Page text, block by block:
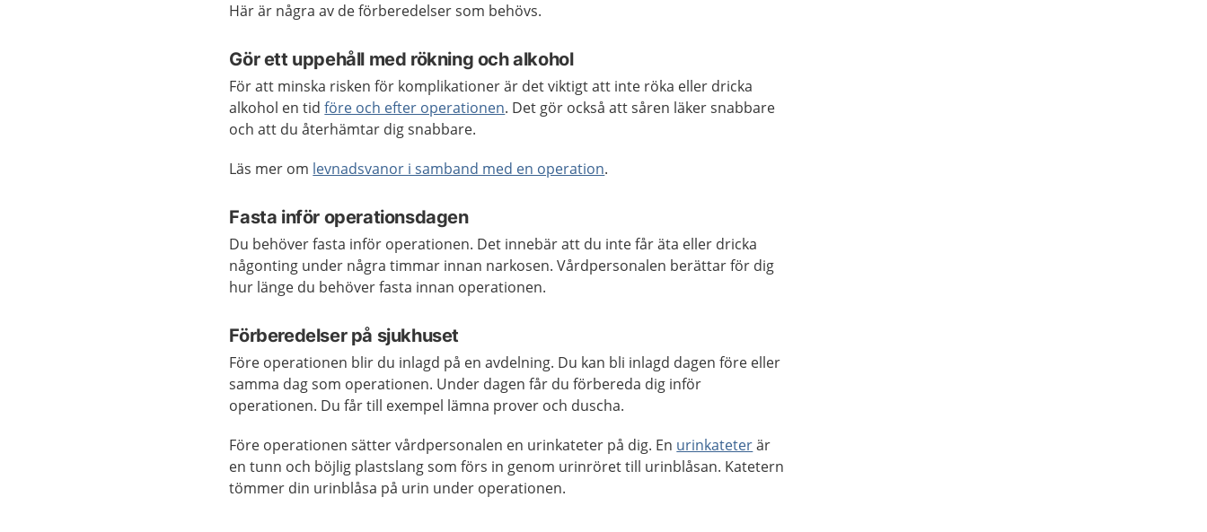
Här är några av de förberedelser som behövs.
Gör ett uppehåll med rökning och alkohol
För att minska risken för komplikationer är det viktigt att inte röka eller dricka
alkohol en tidföre och efter operationen. Det gör också att såren läker snabbare
och att du återhämtar dig snabbare.
Läs mer om levnadsvanor i samband med en operation.
Fasta inför operationsdagen
Du behöver fasta inför operationen. Det innebär att du inte får äta eller dricka
någonting under några timmar innan narkosen. Vårdpersonalen berättar för dig
hur länge du behöver fasta innan operationen.
Förberedelser på sjukhuset
Före operationen blir du inlagd på en avdelning. Du kan bli inlagd dagen före eller
samma dag som operationen. Under dagen får du förbereda dig inför
operationen. Du får till exempel lämna prover och duscha.
Före operationen sätter vårdpersonalen en urinkateter på dig. En urinkateterär
en tunn och böjlig plastslang som förs in genom urinröret till urinblåsan. Katetern
tömmer din urinblåsa på urin under operationen.